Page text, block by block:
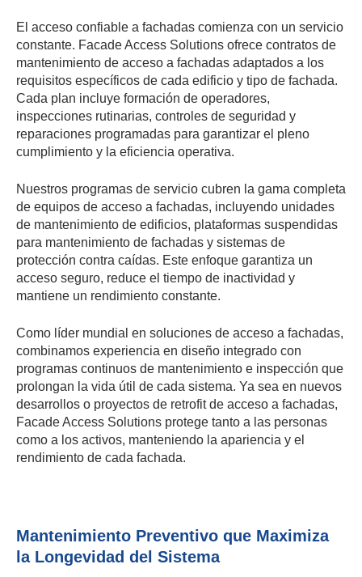
El acceso confiable a fachadas comienza con un servicio
constante. Facade Access Solutions ofrece contratos de
mantenimiento de acceso a fachadas adaptados a los
requisitos específicos de cada edificio y tipo de fachada.
Cada plan incluye formación de operadores,
inspecciones rutinarias, controles de seguridad y
reparaciones programadas para garantizar el pleno
cumplimiento y la eficiencia operativa.
Nuestros programas de servicio cubren la gama completa
de equipos de acceso a fachadas, incluyendo unidades
de mantenimiento de edificios, plataformas suspendidas
para mantenimiento de fachadas y sistemas de
protección contra caídas. Este enfoque garantiza un
acceso seguro, reduce el tiempo de inactividad y
mantiene un rendimiento constante.
Como líder mundial en soluciones de acceso a fachadas,
combinamos experiencia en diseño integrado con
programas continuos de mantenimiento e inspección que
prolongan la vida útil de cada sistema. Ya sea en nuevos
desarrollos o proyectos de retrofit de acceso a fachadas,
Facade Access Solutions protege tanto a las personas
como a los activos, manteniendo la apariencia y el
rendimiento de cada fachada.
Mantenimiento Preventivo que Maximiza
la Longevidad del Sistema